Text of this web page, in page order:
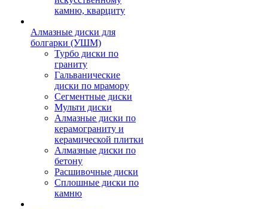
камню, кварциту
Алмазные диски для
болгарки (УШМ)
Турбо диски по
граниту
Гальванические
диски по мрамору
Сегментные диски
Мульти диски
Алмазные диски по
керамограниту и
керамической плитки
Алмазные диски по
бетону
Расшивочные диски
Сплошные диски по
камню